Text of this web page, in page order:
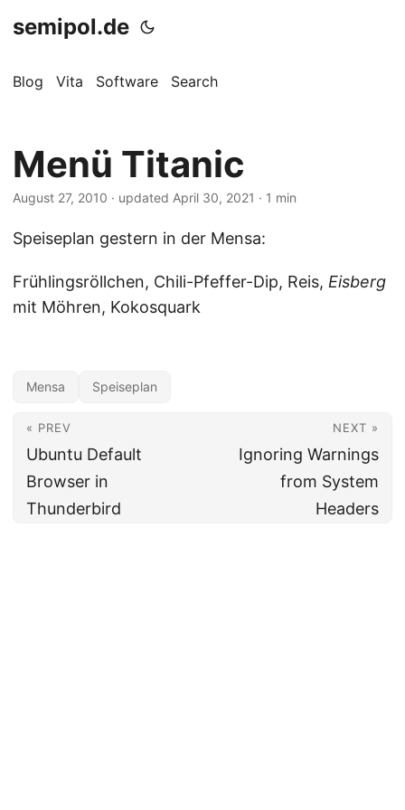
semipol.de
Blog Vita Software Search
Menü Titanic
August 27, 2010 · updated April 30, 2021 · 1 min
Speiseplan gestern in der Mensa:
Frühlingsröllchen, Chili-Pfeffer-Dip, Reis, Eisberg
mit Möhren, Kokosquark
Mensa Speiseplan
« PREV
Ubuntu Default
Browser in
Thunderbird
NEXT »
Ignoring Warnings
from System
Headers